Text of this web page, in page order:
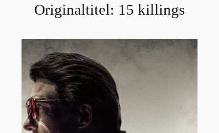
Originaltitel: 15 killings